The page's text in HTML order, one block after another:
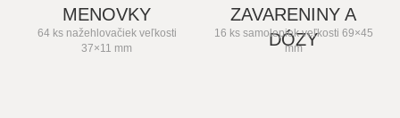
MENOVKY
64 ks nažehlovačiek veľkosti
37×11 mm
ZAVARENINY A
DÓZY
16 ks samolepiek veľkosti 69×45
mm